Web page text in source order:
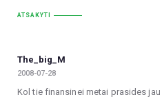
ATSAKYTI
The_big_M
2008-07-28
Kol tie finansinei metai prasides